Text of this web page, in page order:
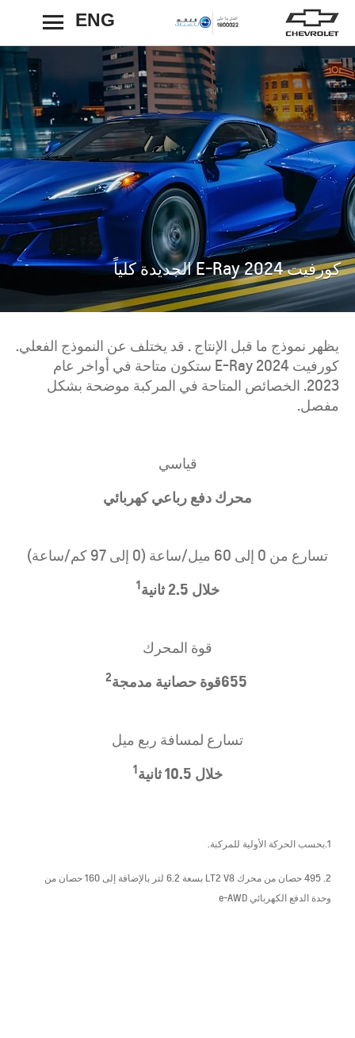
ENG رجوع
كورفيت E-Ray 2024 الجديدة كلياً
يظهر نموذج ما قبل الإنتاج . قد يختلف عن النموذج الفعلي.
كورفيت E-Ray 2024 ستكون متاحة في أواخر عام
2023. الخصائص المتاحة في المركبة موضحة بشكل
مفصل.
قياسي
محرك دفع رباعي كهربائي
تسارع من 0 إلى 60 ميل/ساعة (0 إلى 97 كم/ساعة)
خلال 2.5 ثانية 1
قوة المحرك
2
تسارع لمسافة ربع ميل
خلال 10.5 ثانية 1
1.بحسب الحركة الأولية للمركبة.
2. 495 حصان من محرك LT2 V8 بسعة 6.2 لتر بالإضافة إلى 160 حصان من
وحدة الدفع الكهربائي e-AWD